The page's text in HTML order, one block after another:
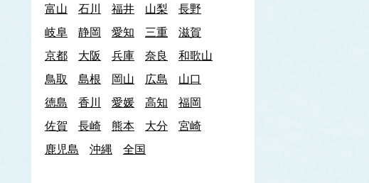
クロアワビ
マダカアワビ
メガイアワビ
イ
イカナゴ
いか類
アオリイカ
アメリカオオアカイカ
アルゼンチンイレックス
アルゼンチンマツイカ
富山
石川 福井 山梨
長野
岐阜
静岡 愛知 三重
滋賀
京都
大阪 兵庫 奈良
和歌山
鳥取
島根 岡山 広島
山口
徳島
香川 愛媛 高知
福岡
佐賀
長崎 熊本 大分
宮崎
鹿児島
沖縄 全国